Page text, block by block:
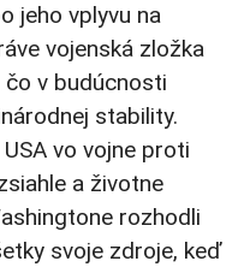
jeho vplyvu na
vojenská zložka
v budúcnosti
stability.
vo vojne proti
a životne
rozhodli
svoje zdroje, keď